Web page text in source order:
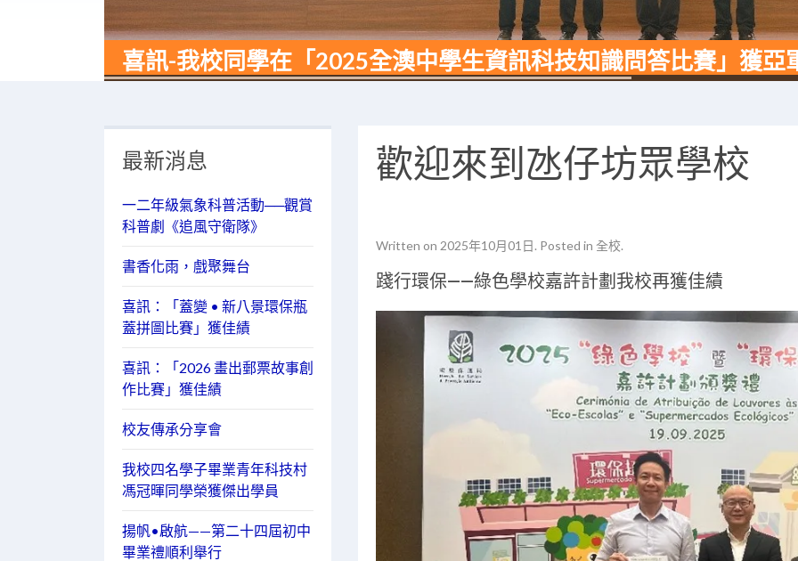
喜訊-我校同學在「2025全澳中學生資訊科技知識問答比賽」獲亞
最新消息
一二年級氣象科普活動──觀賞
科普劇《追風守衛隊》
書香化雨，戲聚舞台
喜訊：「蓋變 • 新八景環保瓶
蓋拼圖比賽」獲佳績
喜訊：「2026 畫出郵票故事創
作比賽」獲佳績
校友傳承分享會
我校四名學子畢業青年科技村
馮冠暉同學榮獲傑出學員
揚帆•啟航——第二十四屆初中
畢業禮順利舉行
歡迎來到氹仔坊眾學校
Written on 2025年10月01日. Posted in 全校.
踐行環保——綠色學校嘉許計劃我校再獲佳績